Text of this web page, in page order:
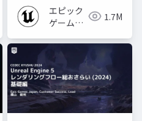
エピック
ゲームズ
1.7M